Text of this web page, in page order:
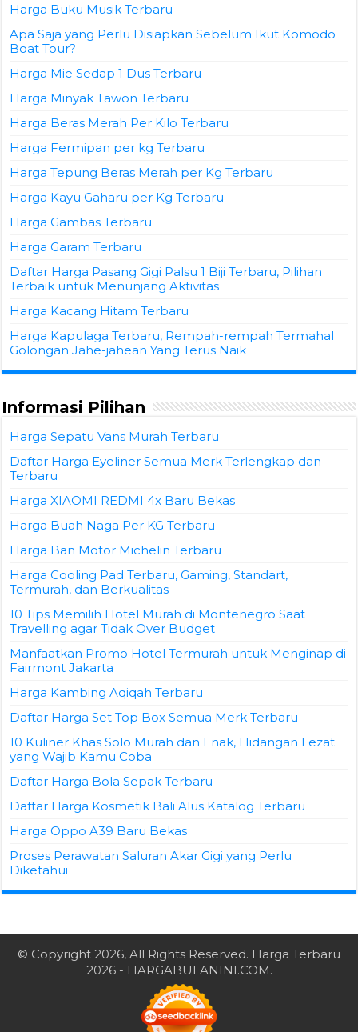
Harga Buku Musik Terbaru
Apa Saja yang Perlu Disiapkan Sebelum Ikut Komodo
Boat Tour?
Harga Mie Sedap 1 Dus Terbaru
Harga Minyak Tawon Terbaru
Harga Beras Merah Per Kilo Terbaru
Harga Fermipan per kg Terbaru
Harga Tepung Beras Merah per Kg Terbaru
Harga Kayu Gaharu per Kg Terbaru
Harga Gambas Terbaru
Harga Garam Terbaru
Daftar Harga Pasang Gigi Palsu 1 Biji Terbaru, Pilihan
Terbaik untuk Menunjang Aktivitas
Harga Kacang Hitam Terbaru
Harga Kapulaga Terbaru, Rempah-rempah Termahal
Golongan Jahe-jahean Yang Terus Naik
Informasi Pilihan
Harga Sepatu Vans Murah Terbaru
Daftar Harga Eyeliner Semua Merk Terlengkap dan
Terbaru
Harga XIAOMI REDMI 4x Baru Bekas
Harga Buah Naga Per KG Terbaru
Harga Ban Motor Michelin Terbaru
Harga Cooling Pad Terbaru, Gaming, Standart,
Termurah, dan Berkualitas
10 Tips Memilih Hotel Murah di Montenegro Saat
Travelling agar Tidak Over Budget
Manfaatkan Promo Hotel Termurah untuk Menginap di
Fairmont Jakarta
Harga Kambing Aqiqah Terbaru
Daftar Harga Set Top Box Semua Merk Terbaru
10 Kuliner Khas Solo Murah dan Enak, Hidangan Lezat
yang Wajib Kamu Coba
Daftar Harga Bola Sepak Terbaru
Daftar Harga Kosmetik Bali Alus Katalog Terbaru
Harga Oppo A39 Baru Bekas
Proses Perawatan Saluran Akar Gigi yang Perlu
Diketahui
© Copyright 2026, All Rights Reserved. Harga Terbaru
2026- HARGABULANINI.COM.